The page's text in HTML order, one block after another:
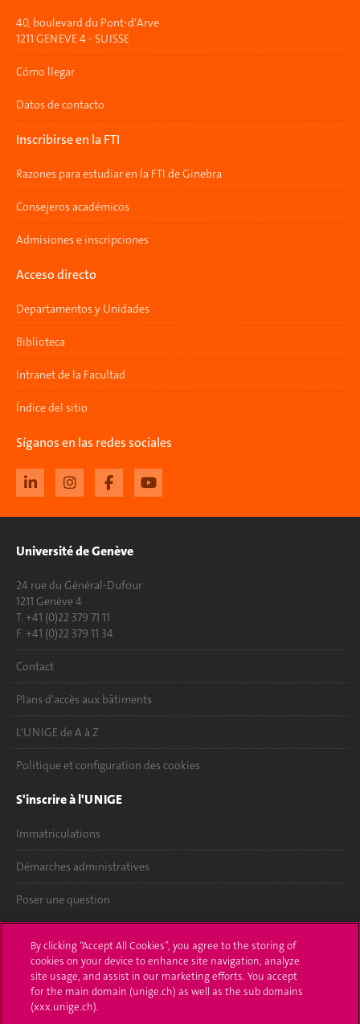
40, boulevard du Pont-d'Arve
1211 GENEVE 4 - SUISSE
Cómo llegar
Datos de contacto
Inscribirse en la FTI
Razones para estudiar en la FTI de Ginebra
Consejeros académicos
Admisiones e inscripciones
Acceso directo
Departamentos y Unidades
Biblioteca
Intranet de la Facultad
Índice del sitio
Síganos en las redes sociales
Université de Genève
24 rue du Général-Dufour
1211 Genève 4
T. +41 (0)22 379 71 11
F. +41 (0)22 379 11 34
Contact
Plans d'accès aux bâtiments
L'UNIGE de A à Z
Politique et configuration des cookies
S'inscrire à l'UNIGE
Immatriculations
Démarches administratives
Poser une question
UNIGE Mobile
Médias
By clicking “Accept All Cookies”, you agree to the storing of
cookies on your device to enhance site navigation, analyze
site usage, and assist in our marketing efforts. You accept
for the main domain (unige.ch) as well as the sub domains
(xxx.unige.ch).